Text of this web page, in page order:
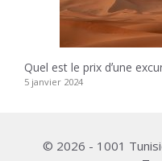
Quel est le prix dʼune
5 janvier 2024
© 2026 - 1001